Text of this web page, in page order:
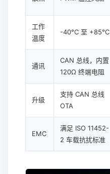
工作
温度
-40°C 至 +85°C
通讯
CAN 总线，内置
120Ω 终端电阻
升级
支持 CAN 总线
OTA
EMC
满足 ISO 11452-
2 车载抗扰标准